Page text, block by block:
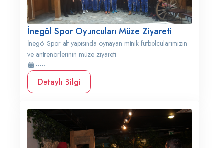
İnegöl Spor Oyuncuları Müze Ziyareti
İnegöl Spor alt yapısında oynayan minik futbolcularımızın
ve antrenörlerinin müze ziyareti
-----
Detaylı Bilgi